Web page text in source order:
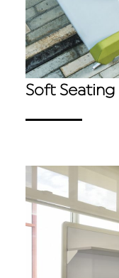
Soft Seating